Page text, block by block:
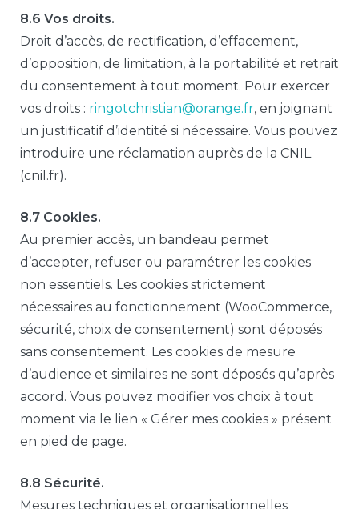
8.6 Vos droits.
Droit d’accès, de rectification, d’effacement,
d’opposition, de limitation, à la portabilité et retrait
du consentement à tout moment. Pour exercer
vos droits : ringotchristian@orange.fr, en joignant
un justificatif d’identité si nécessaire. Vous pouvez
introduire une réclamation auprès de la CNIL
(cnil.fr).
8.7 Cookies.
Au premier accès, un bandeau permet
d’accepter, refuser ou paramétrer les cookies
non essentiels. Les cookies strictement
nécessaires au fonctionnement (WooCommerce,
sécurité, choix de consentement) sont déposés
sans consentement. Les cookies de mesure
d’audience et similaires ne sont déposés qu’après
accord. Vous pouvez modifier vos choix à tout
moment via le lien « Gérer mes cookies » présent
en pied de page.
8.8 Sécurité.
Mesures techniques et organisationnelles